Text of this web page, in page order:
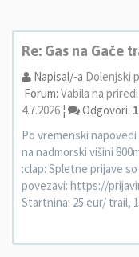
Re: Gas na Gače
Napisal/-a Dolenjski
Forum: Vabila na
4.7.2026 ¦ Odgovori: 1
Po vremenski
na nadmorski višini
:clap: Spletne prijave
povezavi: https://
Startnina: 25 eur/ trail,